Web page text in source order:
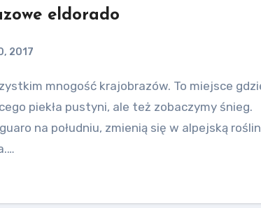
eldorado
2017
mnogość krajobrazów. To miejsce
piekła pustyni, ale też zobaczymy śnieg.
na południu, zmienią się w alpejską